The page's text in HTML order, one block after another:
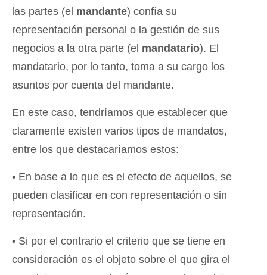
las partes (el mandante) confía su
representación personal o la gestión de sus
negocios a la otra parte (el mandatario). El
mandatario, por lo tanto, toma a su cargo los
asuntos por cuenta del mandante.
En este caso, tendríamos que establecer que
claramente existen varios tipos de mandatos,
entre los que destacaríamos estos:
• En base a lo que es el efecto de aquellos, se
pueden clasificar en con representación o sin
representación.
• Si por el contrario el criterio que se tiene en
consideración es el objeto sobre el que gira el